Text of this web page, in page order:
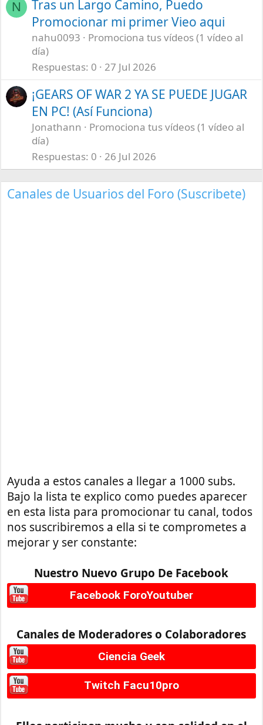
N
Tras un Largo Camino, Puedo
Promocionar mi primer Vieo aqui
nahu0093
Promociona tus vídeos (1 vídeo al
día)
Respuestas 0 27 Jul 2026
¡GEARS OF WAR 2 YA SE PUEDE JUGAR
EN PC! (Así Funciona)
Jonathann
Promociona tus vídeos (1 vídeo al
día)
Respuestas 0 26 Jul 2026
Canales de Usuarios del Foro (Suscribete)
Ayuda a estos canales a llegar a 1000 subs.
Bajo la lista te explico como puedes aparecer
en esta lista para promocionar tu canal, todos
nos suscribiremos a ella si te comprometes a
mejorar y ser constante:
Nuestro Nuevo Grupo De Facebook
Facebook ForoYoutuber
Canales de Moderadores o Colaboradores
Ciencia Geek
Twitch Facu10pro